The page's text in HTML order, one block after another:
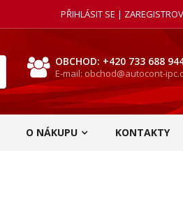
PŘIHLÁSIT SE |
OBCHOD: +420 733 688
E-mail: obchod@autocont-
O NÁKUPU KONTAKTY